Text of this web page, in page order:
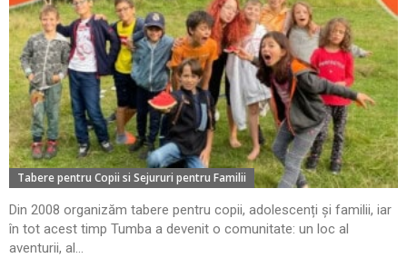
Tabere pentru Copii si Sejururi pentru Familii
Din 2008 organizăm tabere pentru copii, adolescenți și familii, iar
în tot acest timp Tumba a devenit o comunitate: un loc al
aventurii, al...